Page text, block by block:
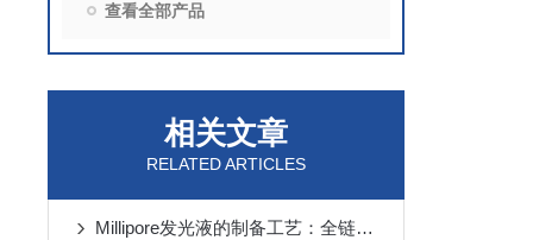
查看全部产品
相关文章
RELATED ARTICLES
Millipore发光液的制备工艺：全链路质控保障检测性能稳定